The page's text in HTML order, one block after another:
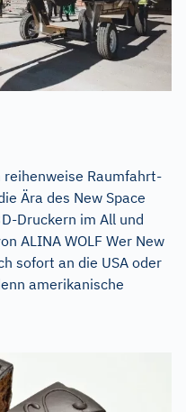
Raumfahrt-
Ära des New Space
Druckern im All und
ALINA WOLF Wer New
sofort an die USA oder
amerikanische